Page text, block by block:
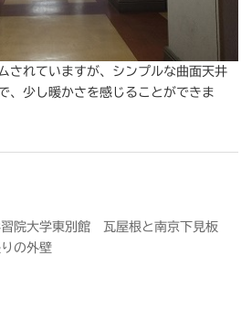
されていますが、シンプルな曲面天井
、少し暖かさを感じることができま
院大学東別館 瓦屋根と南京下見板
の外壁